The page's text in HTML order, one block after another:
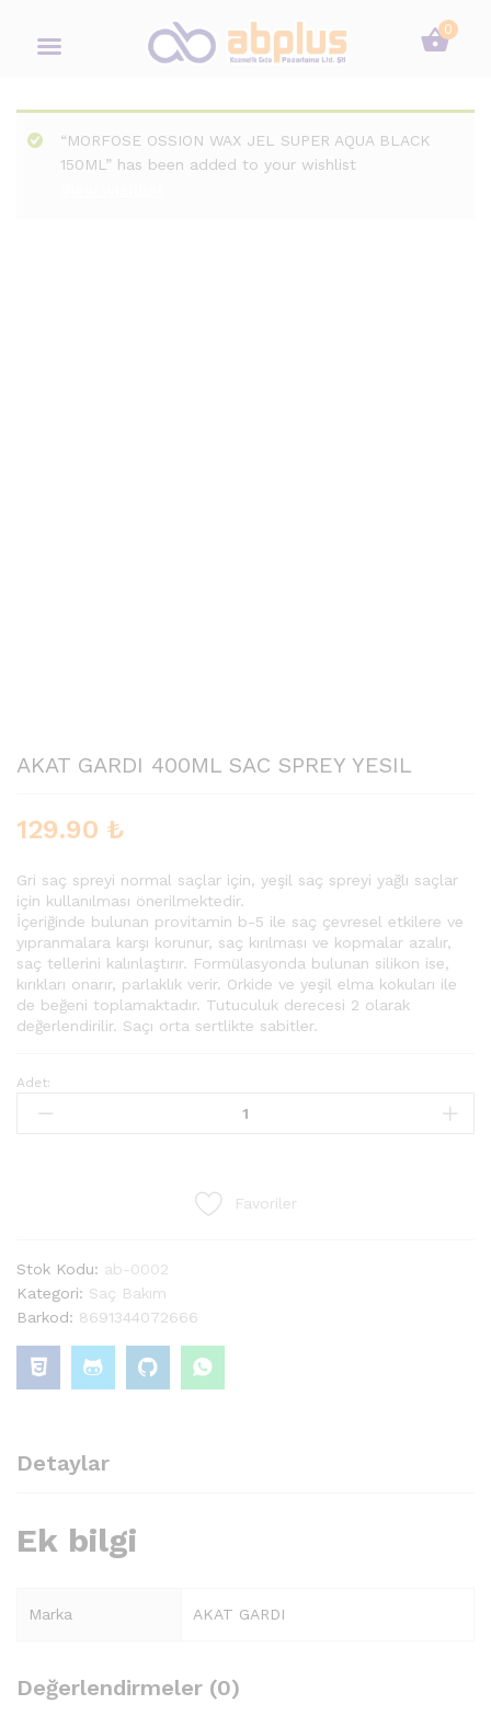
0
“MORFOSE OSSION WAX JEL SUPER AQUA BLACK
150ML” has been added to your wishlist
AKAT GARDI 400ML SAC SPREY YESIL
129.90 ₺
Gri saç spreyi normal saçlar için, yeşil saç spreyi yağlı saçlar
için kullanılması önerilmektedir.
İçeriğinde bulunan provitamin b-5 ile saç çevresel etkilere ve
yıpranmalara karşı korunur, saç kırılması ve kopmalar azalır,
saç tellerini kalınlaştırır. Formülasyonda bulunan silikon ise,
kırıkları onarır, parlaklık verir. Orkide ve yeşil elma kokuları ile
de beğeni toplamaktadır. Tutuculuk derecesi 2 olarak
değerlendirilir. Saçı orta sertlikte sabitler.
Adet:
Favoriler
Stok Kodu: ab-0002
Kategori: Saç Bakım
Barkod: 8691344072666
Detaylar
Ek bilgi
Marka AKAT GARDI
Değerlendirmeler (0)